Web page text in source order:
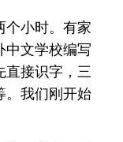
个小时。有家
中文学校编写
直接识字，三
。我们刚开始